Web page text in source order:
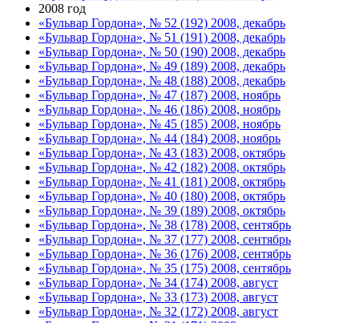
2008 год
«Бульвар Гордона», № 52 (192) 2008, декабрь
«Бульвар Гордона», № 51 (191) 2008, декабрь
«Бульвар Гордона», № 50 (190) 2008, декабрь
«Бульвар Гордона», № 49 (189) 2008, декабрь
«Бульвар Гордона», № 48 (188) 2008, декабрь
«Бульвар Гордона», № 47 (187) 2008, ноябрь
«Бульвар Гордона», № 46 (186) 2008, ноябрь
«Бульвар Гордона», № 45 (185) 2008, ноябрь
«Бульвар Гордона», № 44 (184) 2008, ноябрь
«Бульвар Гордона», № 43 (183) 2008, октябрь
«Бульвар Гордона», № 42 (182) 2008, октябрь
«Бульвар Гордона», № 41 (181) 2008, октябрь
«Бульвар Гордона», № 40 (180) 2008, октябрь
«Бульвар Гордона», № 39 (189) 2008, октябрь
«Бульвар Гордона», № 38 (178) 2008, сентябрь
«Бульвар Гордона», № 37 (177) 2008, сентябрь
«Бульвар Гордона», № 36 (176) 2008, сентябрь
«Бульвар Гордона», № 35 (175) 2008, сентябрь
«Бульвар Гордона», № 34 (174) 2008, август
«Бульвар Гордона», № 33 (173) 2008, август
«Бульвар Гордона», № 32 (172) 2008, август